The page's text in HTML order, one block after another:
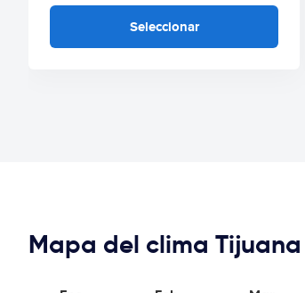
Seleccionar
Mapa del clima Tijuana